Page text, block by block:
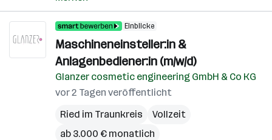
Einblicke
Maschineneinsteller:in &
Anlagenbediener:in (m/w/d)
Glanzer cosmetic engineering GmbH & Co KG
vor 2 Tagen veröffentlicht
Ried im Traunkreis
Vollzeit
ab 3.000 € monatlich